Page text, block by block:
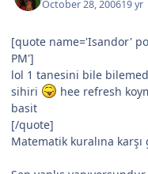
October 28, 200619 yr
[quote name='Isandor'
PM']
lol 1 tanesini bile
sihiri
hee refresh
basit
[/quote]
Matematik kuralına